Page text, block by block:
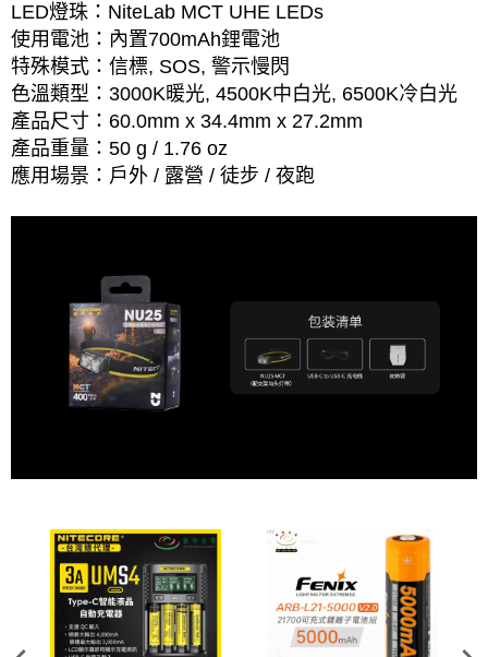
LED燈珠：NiteLab MCT UHE LEDs
使用電池：內置700mAh鋰電池
特殊模式：信標, SOS, 警示慢閃
色溫類型：3000K暖光, 4500K中白光, 6500K冷白光
產品尺寸：60.0mm x 34.4mm x 27.2mm
產品重量：50 g / 1.76 oz
應用場景：戶外 / 露營 / 徒步 / 夜跑